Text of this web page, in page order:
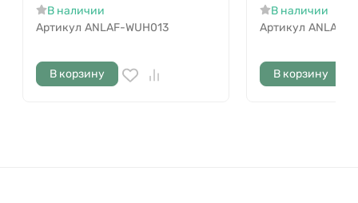
В наличии
Артикул ANLAF-WUH013
В корзину
В наличии
Артикул ANLAF-
В корзину